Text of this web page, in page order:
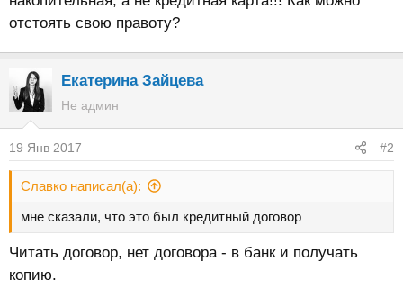
отстоять свою правоту?
Екатерина Зайцева
Не админ
19 Янв 2017 #2
Славко написал(а):
мне сказали, что это был кредитный договор
Читать договор, нет договора - в банк и получать
копию.